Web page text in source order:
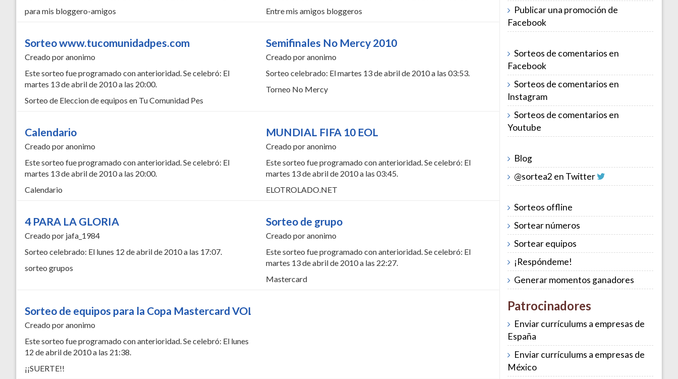
para mis bloggero-amigos
Entre mis amigos bloggeros
Sorteo www.tucomunidadpes.com
Creado por anonimo
Este sorteo fue programado con anterioridad. Se celebró: El
martes 13 de abril de 2010 a las 20:00.
Sorteo de Eleccion de equipos en Tu Comunidad Pes
Semifinales No Mercy 2010
Creado por anonimo
Sorteo celebrado: El martes 13 de abril de 2010 a las 03:53.
Torneo No Mercy
Calendario
Creado por anonimo
Este sorteo fue programado con anterioridad. Se celebró: El
martes 13 de abril de 2010 a las 20:00.
Calendario
MUNDIAL FIFA 10 EOL
Creado por anonimo
Este sorteo fue programado con anterioridad. Se celebró: El
martes 13 de abril de 2010 a las 03:45.
ELOTROLADO.NET
4 PARA LA GLORIA
Creado por jafa_1984
Sorteo celebrado: El lunes 12 de abril de 2010 a las 17:07.
sorteo grupos
Sorteo de grupo
Creado por anonimo
Este sorteo fue programado con anterioridad. Se celebró: El
martes 13 de abril de 2010 a las 22:27.
Mastercard
Sorteo de equipos para la Copa Mastercard VOL 2
Creado por anonimo
Este sorteo fue programado con anterioridad. Se celebró: El lunes
12 de abril de 2010 a las 21:38.
¡¡SUERTE!!
Publicar una promoción de
Facebook
Sorteos de comentarios en
Facebook
Sorteos de comentarios en
Instagram
Sorteos de comentarios en
Youtube
Blog
@sortea2 en Twitter
Sorteos offline
Sortear números
Sortear equipos
¡Respóndeme!
Generar momentos ganadores
Patrocinadores
Enviar currículums a empresas de
España
Enviar currículums a empresas de
México